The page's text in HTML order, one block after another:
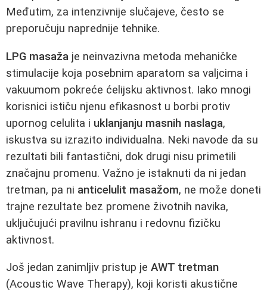
Međutim, za intenzivnije slučajeve, često se
preporučuju naprednije tehnike.
LPG masaža je neinvazivna metoda mehaničke
stimulacije koja posebnim aparatom sa valjcima i
vakuumom pokreće ćelijsku aktivnost. Iako mnogi
korisnici ističu njenu efikasnost u borbi protiv
upornog celulita i uklanjanju masnih naslaga,
iskustva su izrazito individualna. Neki navode da su
rezultati bili fantastični, dok drugi nisu primetili
značajnu promenu. Važno je istaknuti da ni jedan
tretman, pa ni anticelulit masažom, ne može doneti
trajne rezultate bez promene životnih navika,
uključujući pravilnu ishranu i redovnu fizičku
aktivnost.
Još jedan zanimljiv pristup je AWT tretman
(Acoustic Wave Therapy), koji koristi akustične